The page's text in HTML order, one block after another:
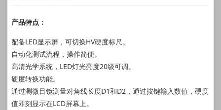
产品特点：
配备LED显示屏，可切换HV硬度标尺。
自动化测试流程，操作简便。
高清光学系统，LED灯光亮度20级可调。
硬度转换功能。
通过测微目镜测量对角线长度D1和D2，通过按键输入数值，硬度
值即刻显示在LCD屏幕上。